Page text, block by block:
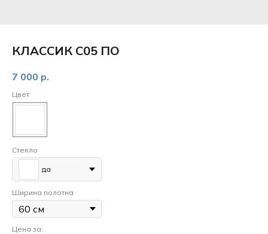
КЛАССИК С05 ПО
7 000 р.
Цвет
Стекло
да
Ширина полотна
Цена за: